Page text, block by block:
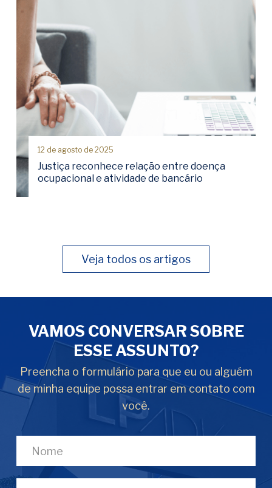
12 de agosto de 2025
Justiça reconhece relação entre doença
ocupacional e atividade de bancário
Veja todos os artigos
VAMOS CONVERSAR SOBRE
ESSE ASSUNTO?
Preencha o formulário para que eu ou alguém
de minha equipe possa entrar em contato com
você.